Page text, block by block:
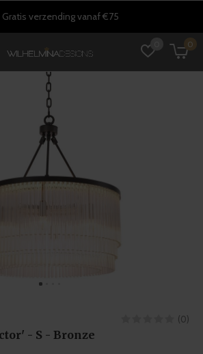
0
Gratis verzending vanaf €75
(0)
- S - Bronze